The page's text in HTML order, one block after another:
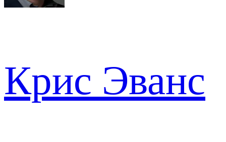
Крис Эванс